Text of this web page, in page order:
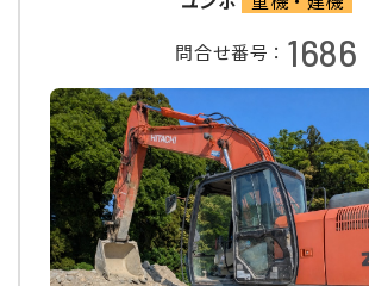
問合せ番号： 1686